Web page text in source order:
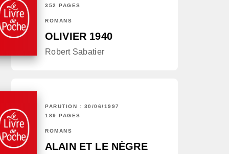
352 PAGES
ROMANS
OLIVIER 1940
Robert Sabatier
PARUTION : 30/06/1997
189 PAGES
ROMANS
ALAIN ET LE NÈGRE